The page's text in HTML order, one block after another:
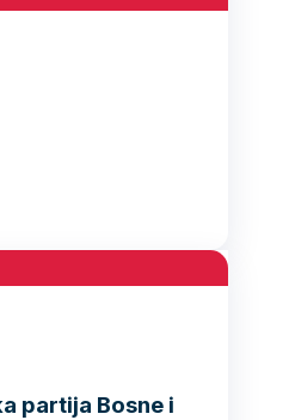
partija Bosne i